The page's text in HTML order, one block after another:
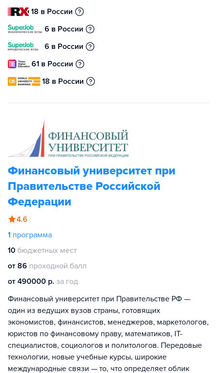
18 в России
6 в России
6 в России
61 в России
18 в России
Финансовый университет при
Правительстве Российской
Федерации
4.6
1 программа
10 бюджетных мест
от 86 проходной балл
от 490000 р. за год
Финансовый университет при Правительстве РФ —
один из ведущих вузов страны, готовящих
экономистов, финансистов, менеджеров, маркетологов,
юристов по финансовому праву, математиков, IT-
специалистов, социологов и политологов. Передовые
технологии, новые учебные курсы, широкие
международные связи — то, что определяет облик